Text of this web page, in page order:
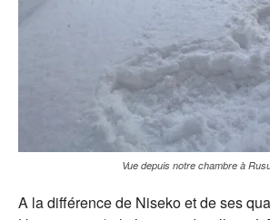
Vue depuis notre chambre à
A la différence de Niseko et de ses